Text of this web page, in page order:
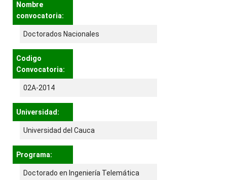
Nombre
convocatoria:
Doctorados Nacionales
Codigo
Convocatoria:
02A-2014
Universidad:
Universidad del Cauca
Programa:
Doctorado en Ingeniería Telemática